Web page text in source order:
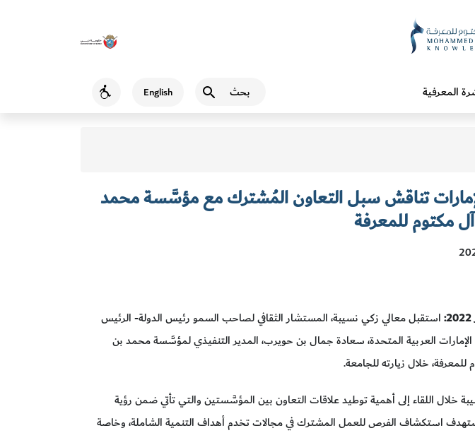
English
Accessibility المعرفية
تناقش سبل التعاون المُشترك مع مؤسَّسة محمد
مكتوم للمعرفة
استقبل معالي زكي نسيبة، المستشار الثقافي لصاحب السمو رئيس الدولة- الرئيس
الإمارات العربية المتحدة، سعادة جمال بن حويرب، المدير التنفيذي لمؤسَّسة محمد بن
خلال زيارته للجامعة.
خلال اللقاء إلى أهمية توطيد علاقات التعاون بين المؤسَّستين والتي تأتي ضمن رؤية
استكشاف الفرص للعمل المشترك في مجالات تخدم أهداف التنمية الشاملة، وخاصة